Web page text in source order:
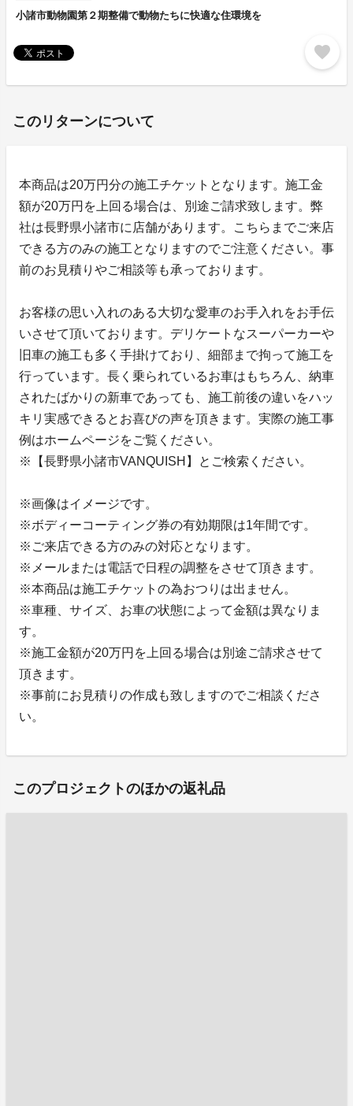
小諸市動物園第２期整備で動物たちに快適な住環境を
favorite
このリターンについて
本商品は20万円分の施工チケットとなります。施工金
額が20万円を上回る場合は、別途ご請求致します。弊
社は長野県小諸市に店舗があります。こちらまでご来店
できる方のみの施工となりますのでご注意ください。事
前のお見積りやご相談等も承っております。
お客様の思い入れのある大切な愛車のお手入れをお手伝
いさせて頂いております。デリケートなスーパーカーや
旧車の施工も多く手掛けており、細部まで拘って施工を
行っています。長く乗られているお車はもちろん、納車
されたばかりの新車であっても、施工前後の違いをハッ
キリ実感できるとお喜びの声を頂きます。実際の施工事
例はホームページをご覧ください。
※【長野県小諸市VANQUISH】とご検索ください。
※画像はイメージです。
※ボディーコーティング券の有効期限は1年間です。
※ご来店できる方のみの対応となります。
※メールまたは電話で日程の調整をさせて頂きます。
※本商品は施工チケットの為おつりは出ません。
※車種、サイズ、お車の状態によって金額は異なりま
す。
※施工金額が20万円を上回る場合は別途ご請求させて
頂きます。
※事前にお見積りの作成も致しますのでご相談くださ
い。
このプロジェクトのほかの返礼品